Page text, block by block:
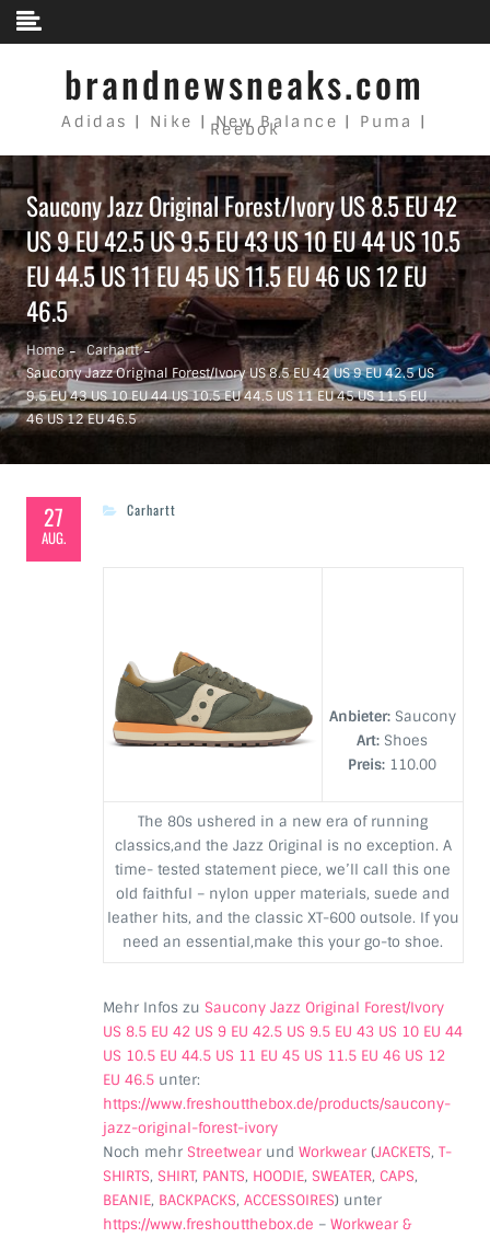
Skip to content
brandnewsneaks.com
Adidas | Nike | New Balance | Puma |
Reebok
Saucony Jazz Original Forest/Ivory US 8.5 EU 42
US 9 EU 42.5 US 9.5 EU 43 US 10 EU 44 US 10.5
EU 44.5 US 11 EU 45 US 11.5 EU 46 US 12 EU
46.5
Home
Carhartt
Saucony Jazz Original Forest/Ivory US 8.5 EU 42 US 9 EU 42.5 US
9.5 EU 43 US 10 EU 44 US 10.5 EU 44.5 US 11 EU 45 US 11.5 EU
46 US 12 EU 46.5
27
AUG.
Carhartt
Anbieter: Saucony
Art: Shoes
Preis: 110.00
The 80s ushered in a new era of running
classics,and the Jazz Original is no exception. A
time- tested statement piece, we’ll call this one
old faithful – nylon upper materials, suede and
leather hits, and the classic XT-600 outsole. If you
need an essential,make this your go-to shoe.
Mehr Infos zu Saucony Jazz Original Forest/Ivory
US 8.5 EU 42 US 9 EU 42.5 US 9.5 EU 43 US 10 EU 44
US 10.5 EU 44.5 US 11 EU 45 US 11.5 EU 46 US 12
EU 46.5 unter:
https://www.freshoutthebox.de/products/saucony-
jazz-original-forest-ivory
Noch mehr Streetwearund Workwear(JACKETS, T-
SHIRTS, SHIRT, PANTS, HOODIE, SWEATER, CAPS,
BEANIE, BACKPACKS, ACCESSOIRES) unter
https://www.freshoutthebox.de – Workwear &